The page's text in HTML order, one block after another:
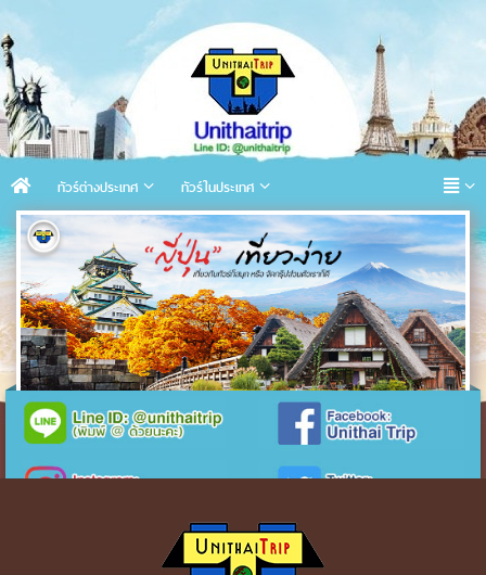
ทัวร์ต่างประเทศ ทัวร์ในประเทศ